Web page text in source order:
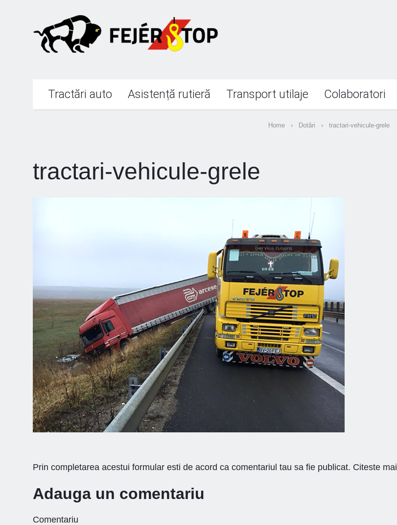
Tractări auto Asistență rutieră Transport utilaje Colaboratori
Home › Dotări › tractari-vehicule-grele
tractari-vehicule-grele
Prin completarea acestui formular esti de acord ca comentariul tau sa fie publicat. Citeste
Adauga un comentariu
Comentariu